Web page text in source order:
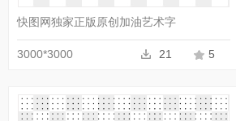
快图网独家正版原创加油艺术字
3000*3000 21 5